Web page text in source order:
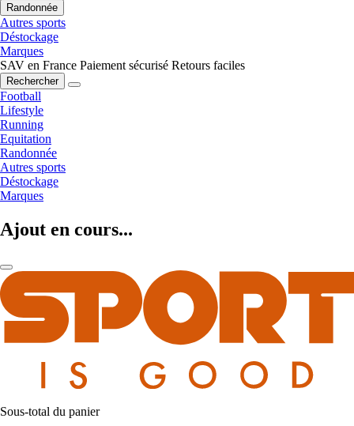
Randonnée
Autres sports
Déstockage
Marques
SAV en France Paiement sécurisé Retours faciles
Rechercher
Football
Lifestyle
Running
Equitation
Randonnée
Autres sports
Déstockage
Marques
Ajout en cours...
Sous-total du panier